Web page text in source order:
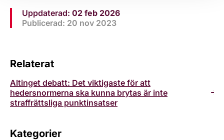
Uppdaterad: 02 feb 2026
Publicerad: 20 nov 2023
Relaterat
Altinget debatt: Det viktigaste för att
hedersnormerna ska kunna brytas är inte
straffrättsliga punktinsatser
Kategorier